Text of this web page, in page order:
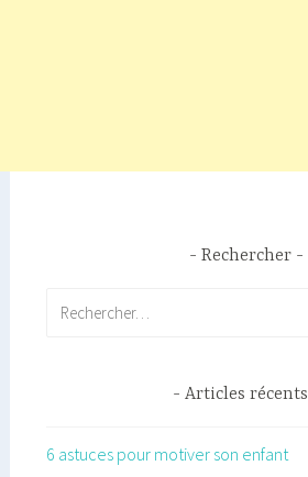
Rechercher
Articles récents
6 astuces pour motiver son enfant